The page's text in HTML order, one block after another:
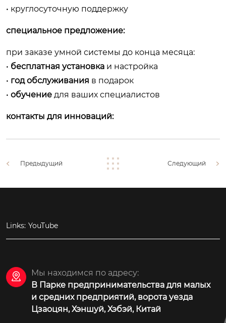
• круглосуточную поддержку
специальное предложение:
при заказе умной системы до конца месяца:
• бесплатная установка и настройка
• год обслуживания в подарок
• обучение для ваших специалистов
контакты для инноваций:
Предыдущий Следующий
Links: YouTube

Мы находимся по адресу:
В Парке предпринимательства для малых
и средних предприятий, ворота уезда
Цзаоцян, Хэншуй, Хэбэй, Китай